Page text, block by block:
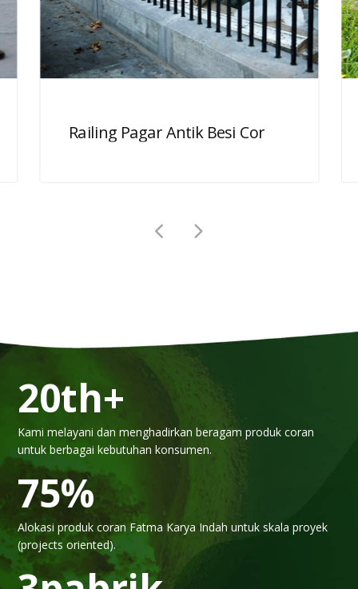
Railing Pagar Antik Besi Cor
20th+
Kami melayani dan menghadirkan beragam produk coran
untuk berbagai kebutuhan konsumen.
75%
Alokasi produk coran Fatma Karya Indah untuk skala proyek
(projects oriented).